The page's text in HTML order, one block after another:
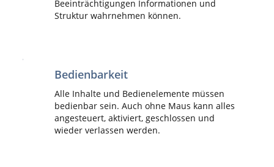
Beeinträchtigungen Informationen und
Struktur wahrnehmen können.
Bedienbarkeit
Alle Inhalte und Bedienelemente müssen
bedienbar sein. Auch ohne Maus kann alles
angesteuert, aktiviert, geschlossen und
wieder verlassen werden.